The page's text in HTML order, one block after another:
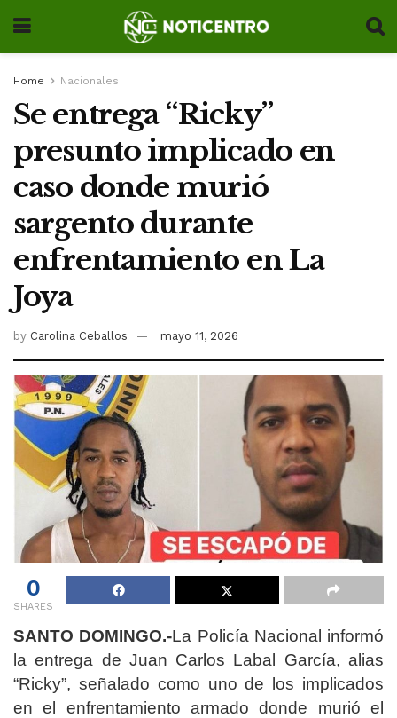
Home Nacionales
Se entrega “Ricky”
presunto implicado en
caso donde murió
sargento durante
enfrentamiento en La
Joya
by Carolina Ceballos mayo 11, 2026
0
SHARES
SANTO DOMINGO.-La Policía Nacional informó
la entrega de Juan Carlos Labal García, alias
“Ricky”, señalado como uno de los implicados
en el enfrentamiento armado donde murió el